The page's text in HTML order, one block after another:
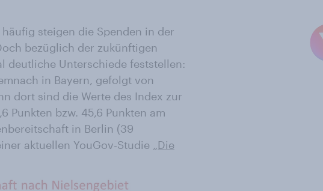
steigen die Spenden in der
bezüglich der zukünftigen
deutliche Unterschiede feststellen:
in Bayern, gefolgt von
dort sind die Werte des Index zur
Punkten bzw. 45,6 Punkten am
in Berlin (39
aktuellen YouGov-Studie „Die